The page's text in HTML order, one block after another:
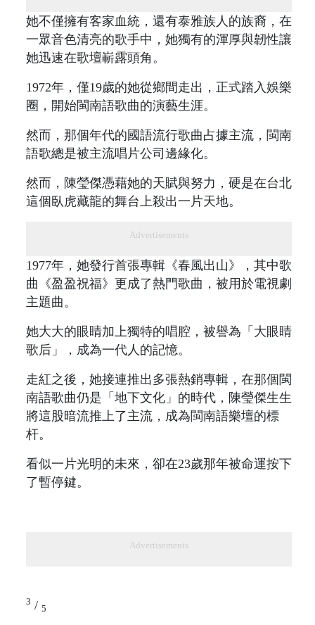
她不僅擁有客家血統，還有泰雅族人的族裔，在
一眾音色清亮的歌手中，她獨有的渾厚與韌性讓
她迅速在歌壇嶄露頭角。
1972年，僅19歲的她從鄉間走出，正式踏入娛樂
圈，開始閩南語歌曲的演藝生涯。
然而，那個年代的國語流行歌曲占據主流，閩南
語歌總是被主流唱片公司邊緣化。
然而，陳瑩傑憑藉她的天賦與努力，硬是在台北
這個臥虎藏龍的舞台上殺出一片天地。
Advertisements
1977年，她發行首張專輯《春風出山》，其中歌
曲《盈盈祝福》更成了熱門歌曲，被用於電視劇
主題曲。
她大大的眼睛加上獨特的唱腔，被譽為「大眼睛
歌后」，成為一代人的記憶。
走紅之後，她接連推出多張熱銷專輯，在那個閩
南語歌曲仍是「地下文化」的時代，陳瑩傑生生
將這股暗流推上了主流，成為閩南語樂壇的標
杆。
看似一片光明的未來，卻在23歲那年被命運按下
了暫停鍵。
Advertisements
3 / 5